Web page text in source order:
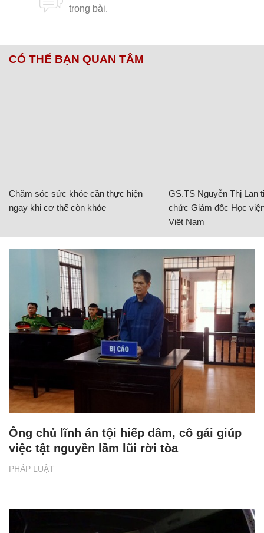
CÓ THỂ BẠN QUAN TÂM
Chăm sóc sức khỏe cần thực hiện
ngay khi cơ thể còn khỏe
GS.TS Nguyễn Thị Lan
chức Giám đốc Học
Việt Nam
PHÁP LUẬT
Ông chủ lĩnh án tội hiếp dâm, cô gái giúp
việc tật nguyền lầm lũi rời tòa